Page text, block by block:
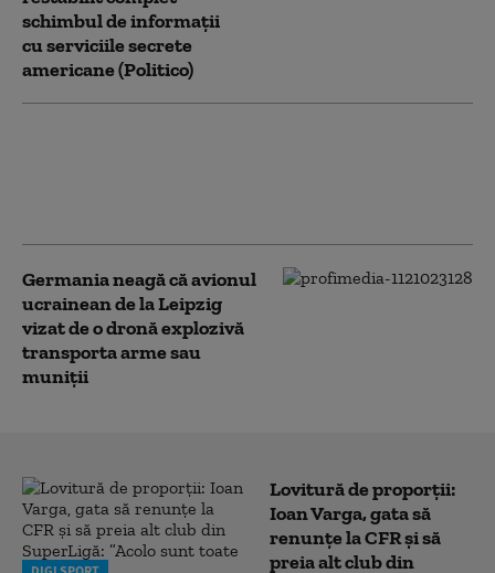
schimbul de informații
cu serviciile secrete
americane (Politico)
Germania neagă că avionul
ucrainean de la Leipzig
vizat de o dronă explozivă
transporta arme sau
muniţii
Lovitură de proporții:
Ioan Varga, gata să
renunțe la CFR și să
preia alt club din